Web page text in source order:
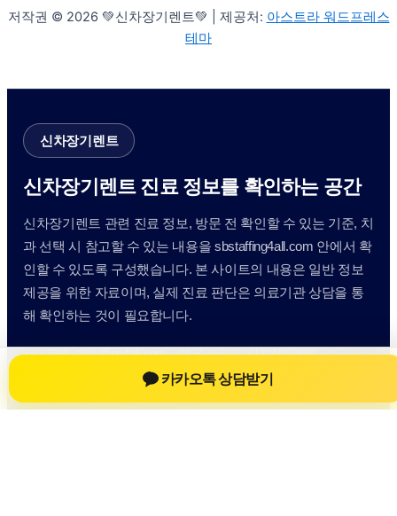
저작권 © 2026 💚신차장기렌트💚 | 제공처: 아스트라 워드프레스
테마
신차장기렌트
신차장기렌트 진료 정보를 확인하는 공간
신차장기렌트 관련 진료 정보, 방문 전 확인할 수 있는 기준, 치
과 선택 시 참고할 수 있는 내용을 sbstaffing4all.com 안에서 확
인할 수 있도록 구성했습니다. 본 사이트의 내용은 일반 정보
제공을 위한 자료이며, 실제 진료 판단은 의료기관 상담을 통
해 확인하는 것이 필요합니다.
사이트명: sbstaffing4all.com
대표 키워드: 신차장기렌트
URL: https://sbstaffing4all.com/
COPYRIGHT sbstaffing4all.com ALL RIGHTS RESERVED
카카오톡 상담받기